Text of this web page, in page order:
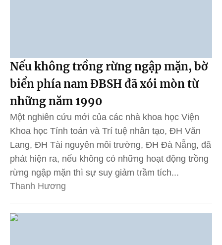
Nếu không trồng rừng ngập mặn, bờ
biển phía nam ĐBSH đã xói mòn từ
những năm 1990
Một nghiên cứu mới của các nhà khoa học Viện
Khoa học Tính toán và Trí tuệ nhân tạo, ĐH Văn
Lang, ĐH Tài nguyên môi trường, ĐH Đà Nẵng, đã
phát hiện ra, nếu không có những hoạt động trồng
rừng ngập mặn thì sự suy giảm trầm tích...
Thanh Hương